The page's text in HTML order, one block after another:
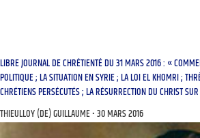
LIBRE JOURNAL DE CHRÉTIENTÉ DU 31 MARS 2016 : «
POLITIQUE ; LA SITUATION EN SYRIE ; LA LOI EL KHOMRI ;
CHRÉTIENS PERSÉCUTÉS ; LA RÉSURRECTION DU CHRIST
THIEULLOY (DE) GUILLAUME 30 MARS 2016